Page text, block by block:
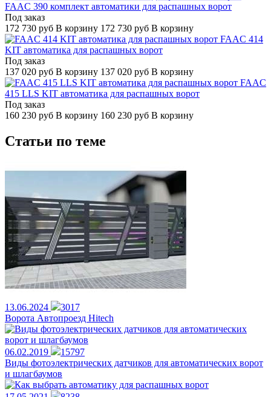
FAAC 390 комплект автоматики для распашных ворот
Под заказ
172 730 руб В корзину 172 730 руб В корзину
FAAC 414
KIT автоматика для распашных ворот
Под заказ
137 020 руб В корзину 137 020 руб В корзину
FAAC
415 LLS KIT автоматика для распашных ворот
Под заказ
160 230 руб В корзину 160 230 руб В корзину
Статьи по теме
13.06.2024
3017
Ворота Автопроезд Hitech
06.02.2019
15797
Виды фотоэлектрических датчиков для автоматических ворот
и шлагбаумов